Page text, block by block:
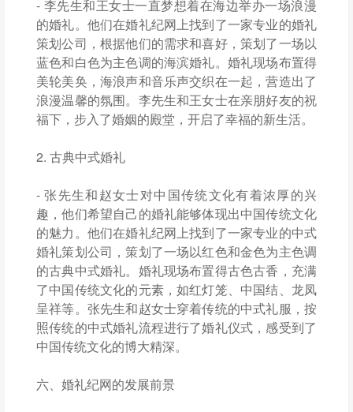
- 李先生和王女士一直梦想着在海边举办一场浪漫
的婚礼。他们在婚礼纪网上找到了一家专业的婚礼
策划公司，根据他们的需求和喜好，策划了一场以
蓝色和白色为主色调的海滨婚礼。婚礼现场布置得
美轮美奂，海浪声和音乐声交织在一起，营造出了
浪漫温馨的氛围。李先生和王女士在亲朋好友的祝
福下，步入了婚姻的殿堂，开启了幸福的新生活。
2. 古典中式婚礼
- 张先生和赵女士对中国传统文化有着浓厚的兴
趣，他们希望自己的婚礼能够体现出中国传统文化
的魅力。他们在婚礼纪网上找到了一家专业的中式
婚礼策划公司，策划了一场以红色和金色为主色调
的古典中式婚礼。婚礼现场布置得古色古香，充满
了中国传统文化的元素，如红灯笼、中国结、龙凤
呈祥等。张先生和赵女士穿着传统的中式礼服，按
照传统的中式婚礼流程进行了婚礼仪式，感受到了
中国传统文化的博大精深。
六、婚礼纪网的发展前景